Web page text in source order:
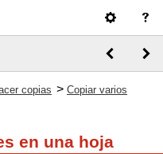
copias > Copiar varios
en una hoja